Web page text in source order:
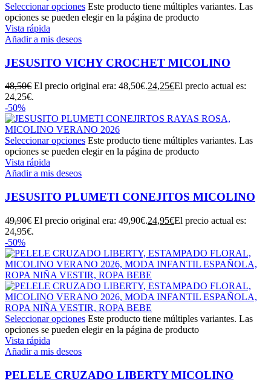
Seleccionar opciones Este producto tiene múltiples variantes. Las
opciones se pueden elegir en la página de producto
Vista rápida
Añadir a mis deseos
JESUSITO VICHY CROCHET MICOLINO
48,50€ El precio original era: 48,50€.24,25€El precio actual es:
24,25€.
-50%
Seleccionar opciones Este producto tiene múltiples variantes. Las
opciones se pueden elegir en la página de producto
Vista rápida
Añadir a mis deseos
JESUSITO PLUMETI CONEJITOS MICOLINO
49,90€ El precio original era: 49,90€.24,95€El precio actual es:
24,95€.
-50%
Seleccionar opciones Este producto tiene múltiples variantes. Las
opciones se pueden elegir en la página de producto
Vista rápida
Añadir a mis deseos
PELELE CRUZADO LIBERTY MICOLINO